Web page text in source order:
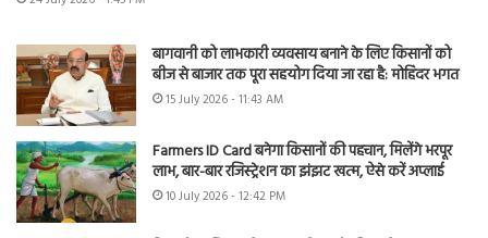
बागवानी को लाभकारी व्यवसाय बनाने के लिए किसानों को
बीज से बाजार तक पूरा सहयोग दिया जा रहा है: मोहिंदर भगत
15 July 2026 - 11:43 AM
Farmers ID Card बनेगा किसानों की पहचान, मिलेंगे भरपूर
लाभ, बार-बार रजिस्ट्रेशन का झंझट खत्म, ऐसे करें अप्लाई
10 July 2026 - 12:42 PM